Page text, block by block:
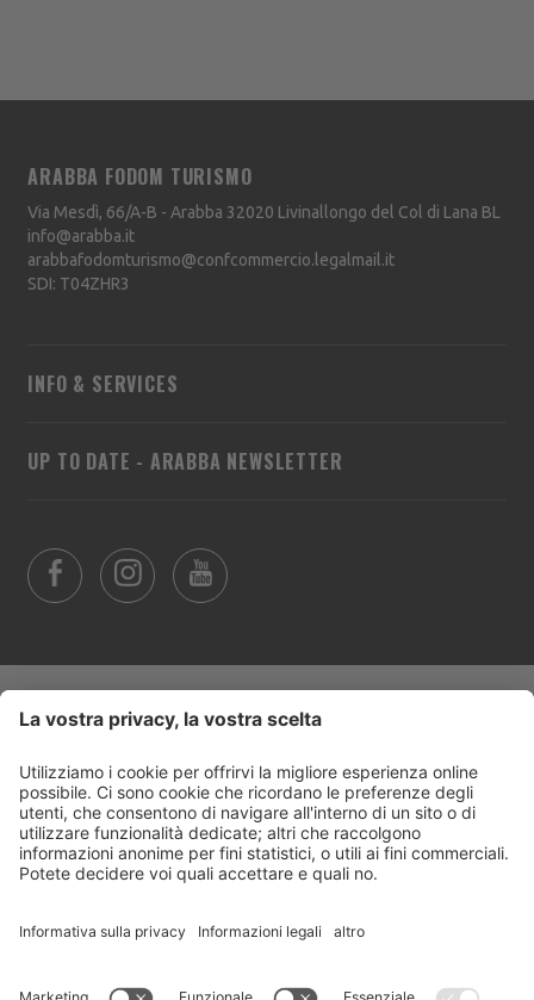
UP TO DATE - ARABBA NEWSLETTER
ARABBA FODOM TURISMO
Via Mesdì, 66/A-B - Arabba 32020 Livinallongo del Col di Lana BL
info@arabba.it
arabbafodomturismo@confcommercio.legalmail.it
SDI: T04ZHR3
INFO & SERVICES